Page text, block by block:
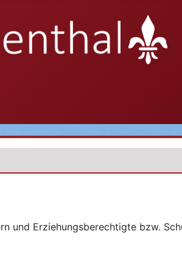
und Erziehungsberechtigte bzw.